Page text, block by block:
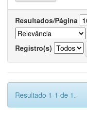
Resultados/Página
Registro(s)
Resultado 1-1 de 1.